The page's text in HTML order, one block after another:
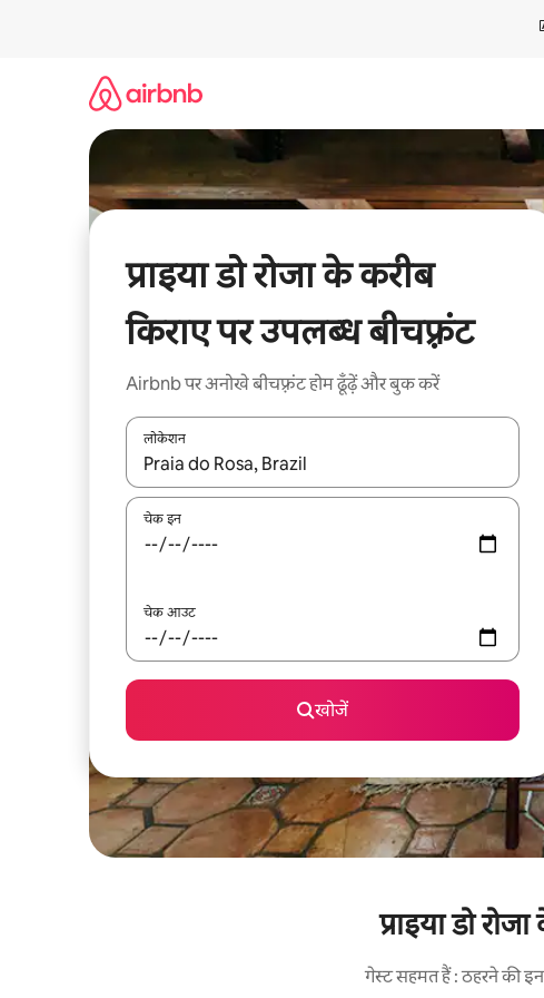
प्राइया डो रोजा के करीब
किराए पर उपलब्ध बीचफ़्रंट
Airbnb पर अनोखे बीचफ़्रंट होम ढूँढ़ें और बुक करें
लोकेशन
नतीजों के उपलब्ध होने पर, अप और डाउन 'ऐरो की' का इस्तेमाल करके
चेक इन
चेक आउट
खोजें
प्राइया डो
गेस्ट सहमत हैं : ठहरने की